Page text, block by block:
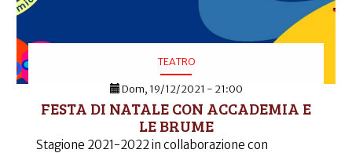
TEATRO
Dom, 19/12/2021 - 21:00
FESTA DI NATALE CON ACCADEMIA E
LE BRUME
Stagione 2021-2022 in collaborazione con